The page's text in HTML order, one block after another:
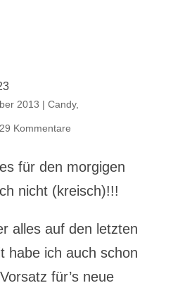
2013 | Candy,
29 Kommentare
für den morgigen
nicht (kreisch)!!!
alles auf den letzten
habe ich auch schon
für’s neue